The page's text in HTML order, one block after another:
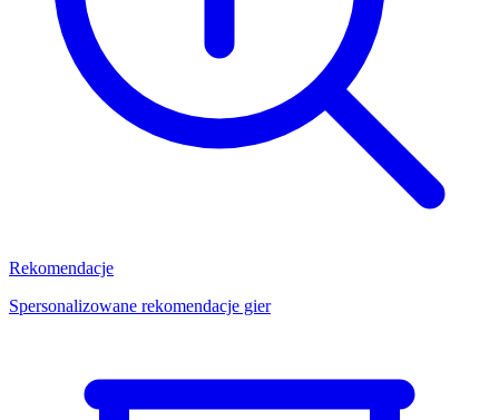
Rekomendacje
Spersonalizowane rekomendacje gier